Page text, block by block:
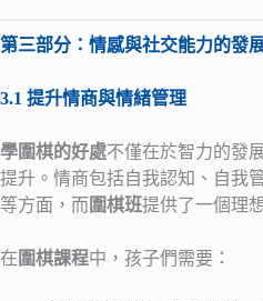
第三部分：情感與社交能力的發
3.1 提升情商與情緒管理
學圍棋的好處不僅在於智力的發
提升。情商包括自我認知、自我
等方面，而 圍棋班提供了一個理
在 圍棋課程中，孩子們需要：